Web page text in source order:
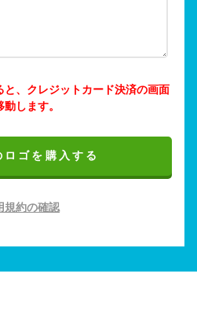
、クレジットカード決済の画面
します。
ロゴを購入する
規約の確認